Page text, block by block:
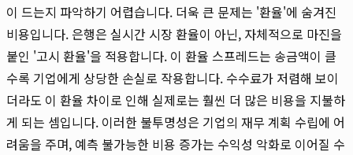
이 드는지 파악하기 어렵습니다. 더욱 큰 문제는 '환율'에 숨겨진
비용입니다. 은행은 실시간 시장 환율이 아닌, 자체적으로 마진을
붙인 '고시 환율'을 적용합니다. 이 환율 스프레드는 송금액이 클
수록 기업에게 상당한 손실로 작용합니다. 수수료가 저렴해 보이
더라도 이 환율 차이로 인해 실제로는 훨씬 더 많은 비용을 지불하
게 되는 셈입니다. 이러한 불투명성은 기업의 재무 계획 수립에 어
려움을 주며, 예측 불가능한 비용 증가는 수익성 악화로 이어질 수